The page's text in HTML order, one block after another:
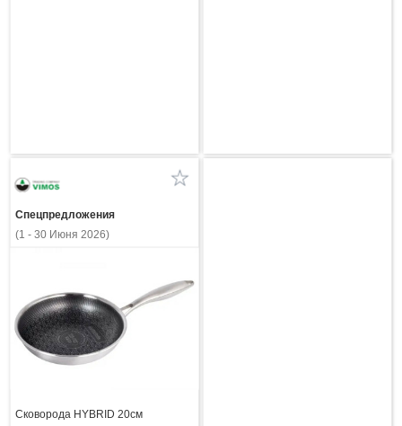
Спецпредложения
(1 - 30 Июня 2026)
Сковорода HYBRID 20см